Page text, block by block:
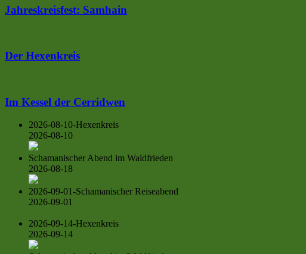
Jahreskreisfest: Samhain
Der Hexenkreis
Im Kessel der Cerridwen
2026-08-10-Hexenkreis
2026-08-10
Schamanischer Abend im Waldfrieden
2026-08-18
2026-09-01-Schamanischer Reiseabend
2026-09-01
2026-09-14-Hexenkreis
2026-09-14